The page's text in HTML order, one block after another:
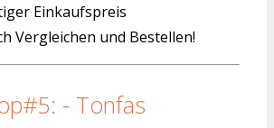
Einkaufspreis
Vergleichen und Bestellen!
- Tonfas